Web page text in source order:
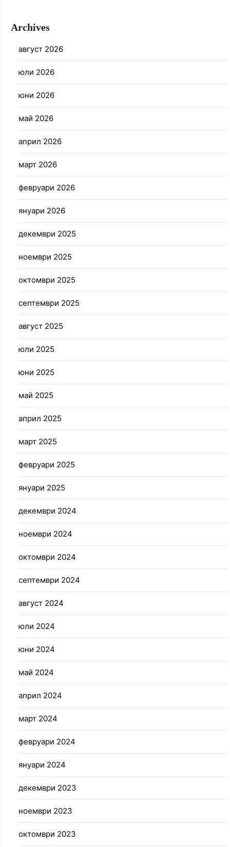
Archives
август 2026
юли 2026
юни 2026
май 2026
април 2026
март 2026
февруари 2026
януари 2026
декември 2025
ноември 2025
октомври 2025
септември 2025
август 2025
юли 2025
юни 2025
май 2025
април 2025
март 2025
февруари 2025
януари 2025
декември 2024
ноември 2024
октомври 2024
септември 2024
август 2024
юли 2024
юни 2024
май 2024
април 2024
март 2024
февруари 2024
януари 2024
декември 2023
ноември 2023
октомври 2023